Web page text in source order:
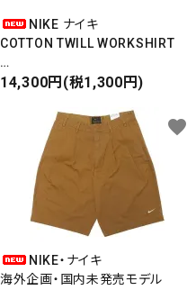
NIKE ナイキ
COTTON TWILL WORKSHIRT
コットンツイルワークシャツ
14,300円(税1,300円)
NIKE・ナイキ
海外企画・国内未発売モデル
favorite